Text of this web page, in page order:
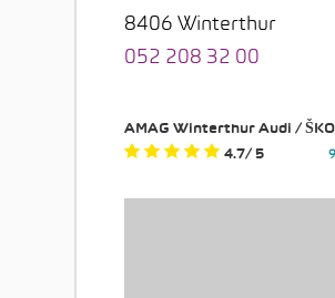
8406 Winterthur
052 208 32 00